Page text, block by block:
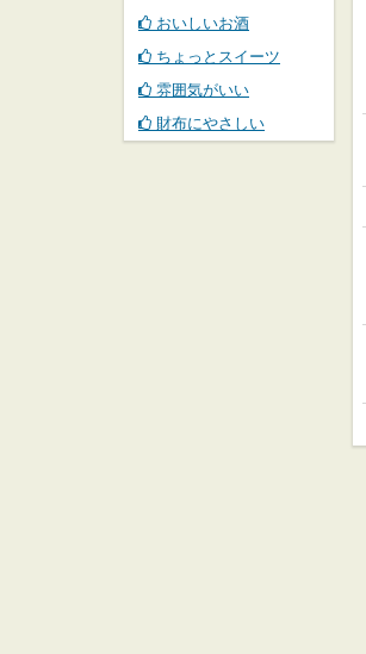
おいしいお酒
ちょっとスイーツ
雰囲気がいい
財布にやさしい